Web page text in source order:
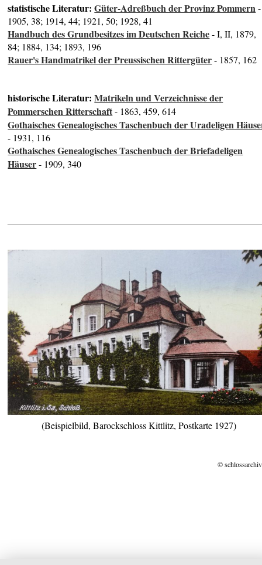
statistische Literatur:Güter-Adreßbuch der Provinz Pommern-
1905, 38; 1914, 44; 1921, 50; 1928, 41
Handbuch des Grundbesitzes im Deutschen Reiche- I, II, 1879,
84; 1884, 134; 1893, 196
Rauer's Handmatrikel der Preussischen Rittergüter- 1857, 162
historische Literatur:Matrikeln und Verzeichnisse der
Pommerschen Ritterschaft- 1863, 459, 614
Gothaisches Genealogisches Taschenbuch der Uradeligen
- 1931, 116
Gothaisches Genealogisches Taschenbuch der Briefadeligen
Häuser- 1909, 340
(Beispielbild, Barockschloss Kittlitz, Postkarte 1927)
©